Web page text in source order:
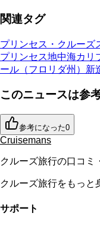
関連タグ
プリンセス・クルーズ
プリンセス地中海カリ
ール（フロリダ州） 新
このニュースは参
参考になった0
Cruisemans
クルーズ旅行の口コミ
クルーズ旅行をもっと
サポート